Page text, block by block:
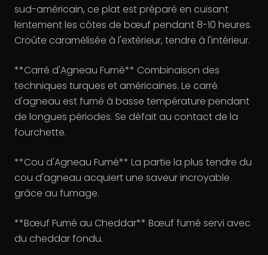
sud-américain, ce plat est préparé en cuisant
lentement les côtes de bœuf pendant 8-10 heures.
Croûte caramélisée à l'extérieur, tendre à l'intérieur.
**Carré d'Agneau Fumé** Combinaison des
techniques turques et américaines. Le carré
d'agneau est fumé à basse température pendant
de longues périodes. Se défait au contact de la
fourchette.
**Cou d'Agneau Fumé** La partie la plus tendre du
cou d'agneau acquiert une saveur incroyable
grâce au fumage.
**Bœuf Fumé au Cheddar** Bœuf fumé servi avec
du cheddar fondu.